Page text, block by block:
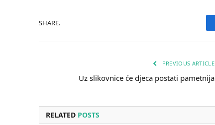
SHARE.
PREVIOUS ARTICLE
Uz slikovnice će djeca postati pametnija
RELATED POSTS